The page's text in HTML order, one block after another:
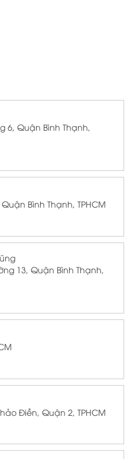
6, Quận Bình Thạnh,
Bình Thạnh, TPHCM
13, Quận Bình Thạnh,
Điền, Quận 2, TPHCM